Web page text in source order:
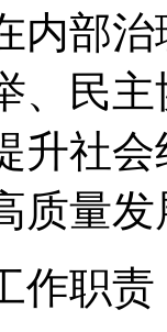
内部
、民
升社
质量
作职责